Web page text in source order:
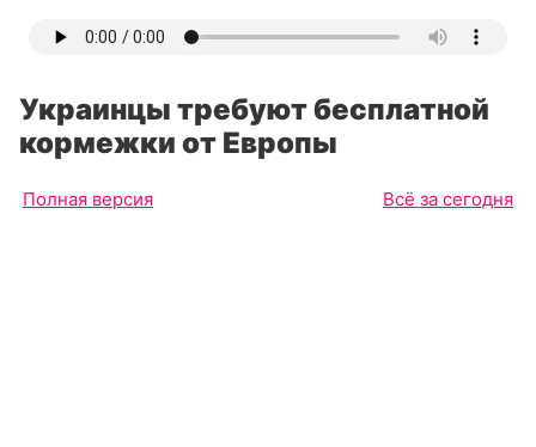
Украинцы требуют бесплатной
кормежки от Европы
Полная версия Всё за сегодня